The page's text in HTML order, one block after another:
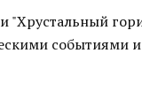
"Хрустальный
событиями